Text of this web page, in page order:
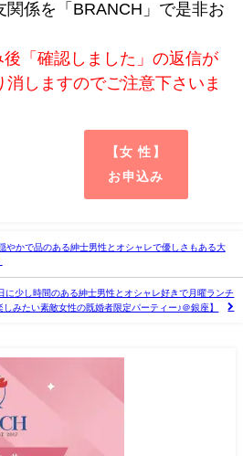
関係を「BRANCH」で是非お
「確認しました」の返信が
しますのでご注意下さいま
【女 性】
お申込み
やかで品のある紳士男性とオシャレで優しさもある大
に少し時間のある紳士男性とオシャレ好きで月曜ランチ
しみたい素敵女性の既婚者限定パーティー♪＠銀座】